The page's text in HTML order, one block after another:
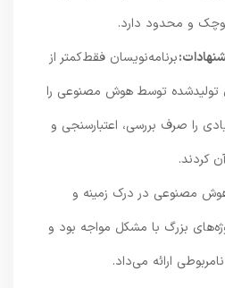
دارد.
برنامه‌نویسان فقط کمتر از
توسط هوش مصنوعی را
صرف بررسی، اعتبارسنجی و
در درک زمینه و
بزرگ با مشکل مواجه بود و
ارائه می‌داد.